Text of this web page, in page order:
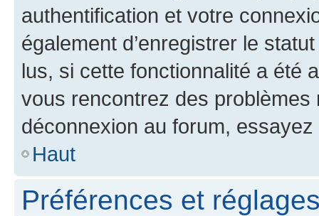
authentification et votre
également d’enregistrer le
lus, si cette fonctionnalité a été
vous rencontrez des
déconnexion au forum,
Haut
Préférences et